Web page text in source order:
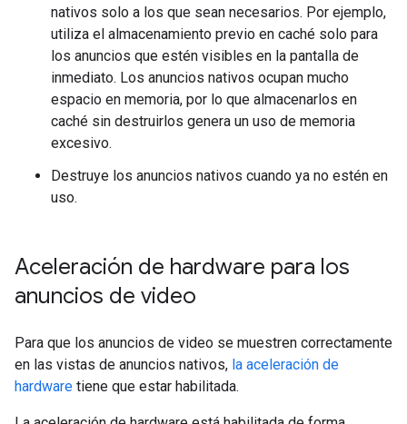
nativos solo a los que sean necesarios. Por ejemplo,
utiliza el almacenamiento previo en caché solo para
los anuncios que estén visibles en la pantalla de
inmediato. Los anuncios nativos ocupan mucho
espacio en memoria, por lo que almacenarlos en
caché sin destruirlos genera un uso de memoria
excesivo.
Destruye los anuncios nativos cuando ya no estén en
uso.
Aceleración de hardware para los
anuncios de video
Para que los anuncios de video se muestren correctamente
en las vistas de anuncios nativos, la aceleración de
hardware tiene que estar habilitada.